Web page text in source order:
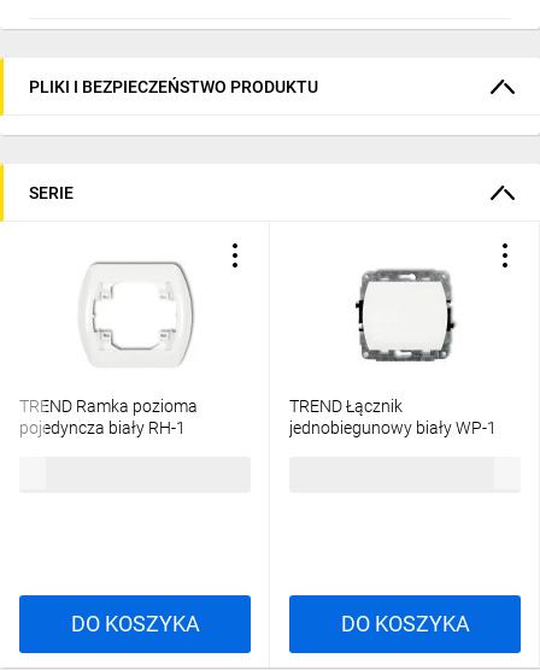
PLIKI I BEZPIECZEŃSTWO PRODUKTU
SERIE
TREND Ramka pozioma
pojedyncza biały RH-1
DO KOSZYKA
TREND Łącznik
jednobiegunowy biały WP-1
DO KOSZYKA